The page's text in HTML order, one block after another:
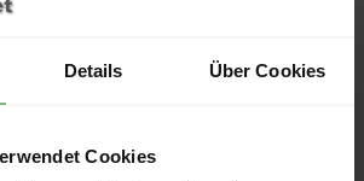
Details Über Cookies
Cookies